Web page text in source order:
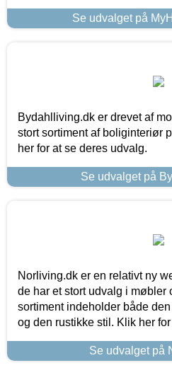
Se udvalget på
Bydahlliving.dk er drevet af
stort sortiment af boliginteriør
her for at se deres udvalg.
Se udvalget på
Norliving.dk er en relativt ny
de har et stort udvalg i møbler
sortiment indeholder både
og den rustikke stil. Klik her
Se udvalget på